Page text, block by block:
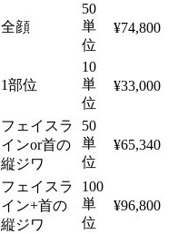
全顔
50
単
位
¥74,800
1部位
10
単
位
¥33,000
フェイスラ
インor首の
縦ジワ
50
単
位
¥65,340
フェイスラ
イン+首の
縦ジワ
100
単
位
¥96,800